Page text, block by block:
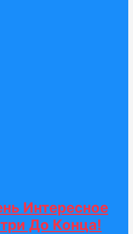
Интересное
До Конца!